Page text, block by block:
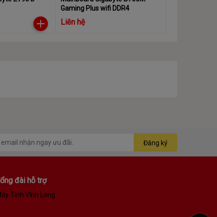
Chipset.
Gaming Plus wifi DDR4
Liên hệ
Đăng ký
đài hỗ trợ
Tính Vĩnh Long